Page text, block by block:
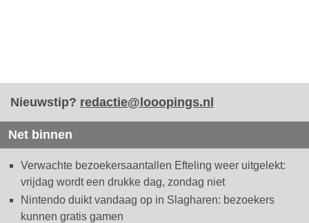
Nieuwstip? redactie@looopings.nl
Net binnen
Verwachte bezoekersaantallen Efteling weer uitgelekt:
vrijdag wordt een drukke dag, zondag niet
Nintendo duikt vandaag op in Slagharen: bezoekers
kunnen gratis gamen